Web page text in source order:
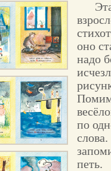
оно
надо
по
петь.